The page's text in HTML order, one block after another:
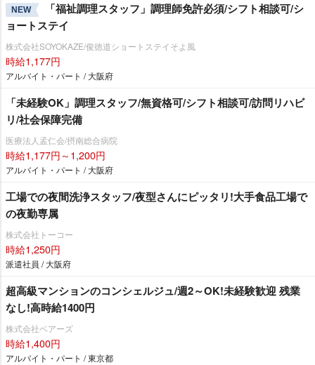
NEW
「福祉調理スタッフ」調理師免許必須/シフト相談可/シ
ョートステイ
株式会社SOYOKAZE/俊徳道ショートステイそよ風
時給1,177円
アルバイト・パート / 大阪府
「未経験OK」調理スタッフ/無資格可/シフト相談可/訪問リハビ
リ/社会保障完備
医療法人孟仁会/摂南総合病院
時給1,177円～1,200円
アルバイト・パート / 大阪府
工場での夜間洗浄スタッフ/夜型さんにピッタリ!大手食品工場で
の夜勤専属
株式会社トーコー
時給1,250円
派遣社員 / 大阪府
超高級マンションのコンシェルジュ/週2～OK!未経験歓迎 残業
なし!高時給1400円
株式会社ベアーズ
時給1,400円
アルバイト・パート / 東京都